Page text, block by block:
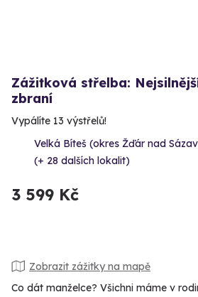
Zážitková střelba:
zbraní
Vypálíte 13 výstřelů!
Velká Bíteš (okres Žďár nad
(+ 28 dalších lokalit)
3 599 Kč
Zobrazit zážitky na mapě
Co dát manželce? Všichni máme v